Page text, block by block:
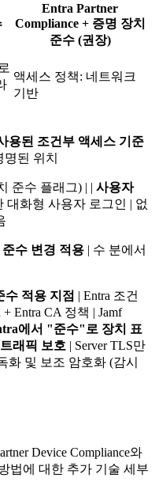
Entra Partner
Compliance + 증명 장치
준수 (권장)
액세스 정책: 네트워크
기반
용된 조건부 액세스 기준
된 위치
준수 플래그) | | 사용자
대화형 사용자 로그인 | 없
준수 변경 적용 | 수 분에서
수 적용 지점 | Entra 조건
Entra CA 정책 | Jamf
에서 "준수"로 장치 표
래픽 보호 | Server TLS만
화 및 보조 암호화 (감시
Device Compliance와
법에 대한 추가 기술 세부